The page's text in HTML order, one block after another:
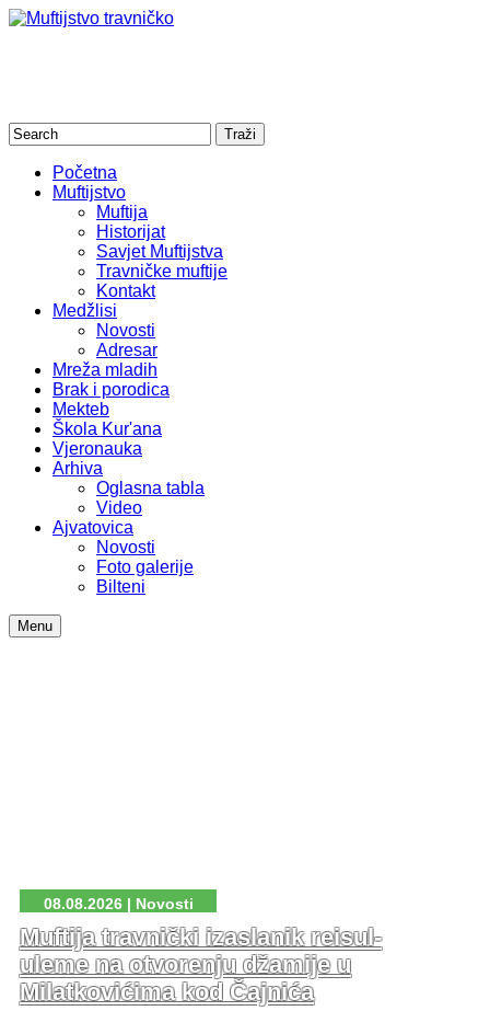
Početna
Muftijstvo
Muftija
Historijat
Savjet Muftijstva
Travničke muftije
Kontakt
Medžlisi
Novosti
Adresar
Mreža mladih
Brak i porodica
Mekteb
Škola Kur'ana
Vjeronauka
Arhiva
Oglasna tabla
Video
Ajvatovica
Novosti
Foto galerije
Bilteni
Menu
08.08.2026 | Novosti
Muftija travnički izaslanik reisul-
uleme na otvorenju džamije u
Milatkovićima kod Čajnića